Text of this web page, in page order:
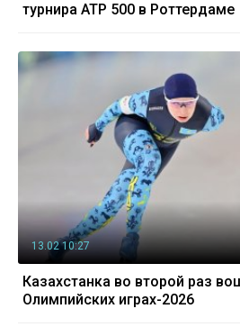
турнира ATP 500 в Роттердаме
13.02 10:27
Казахстанка во второй раз
Олимпийских играх-2026